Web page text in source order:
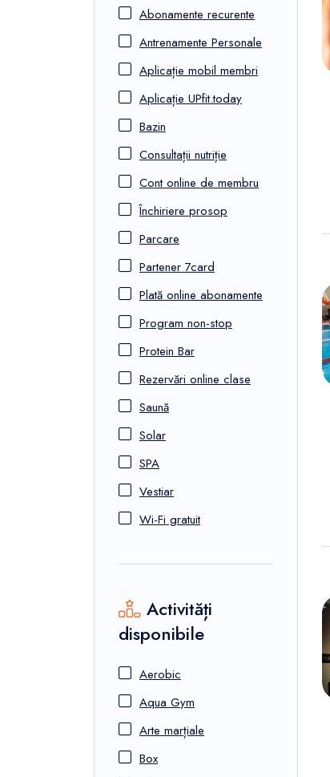
Abonamente recurente
Antrenamente Personale
Aplicație mobil membri
Aplicație UPfit.today
Bazin
Consultații nutriție
Cont online de membru
Închiriere prosop
Parcare
Partener 7card
Plată online abonamente
Program non-stop
Protein Bar
Rezervări online clase
Saună
Solar
SPA
Vestiar
Wi-Fi gratuit
Activități
disponibile
Aerobic
Aqua Gym
Arte marțiale
Box